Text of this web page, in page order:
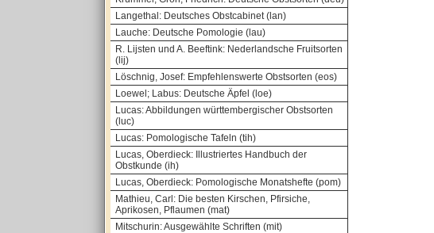
Langethal: Deutsches Obstcabinet (lan)
Lauche: Deutsche Pomologie (lau)
R. Lijsten und A. Beeftink: Nederlandsche Fruitsorten
(lij)
Löschnig, Josef: Empfehlenswerte Obstsorten (eos)
Loewel; Labus: Deutsche Äpfel (loe)
Lucas: Abbildungen württembergischer Obstsorten
(luc)
Lucas: Pomologische Tafeln (tih)
Lucas, Oberdieck: Illustriertes Handbuch der
Obstkunde (ih)
Lucas, Oberdieck: Pomologische Monatshefte (pom)
Mathieu, Carl: Die besten Kirschen, Pfirsiche,
Aprikosen, Pflaumen (mat)
Mitschurin: Ausgewählte Schriften (mit)